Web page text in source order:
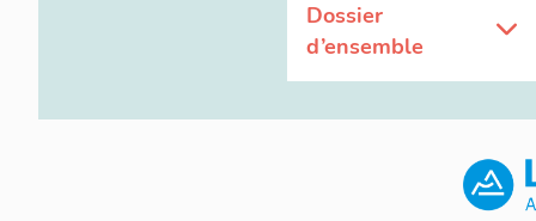
Dossier
d’ensemble